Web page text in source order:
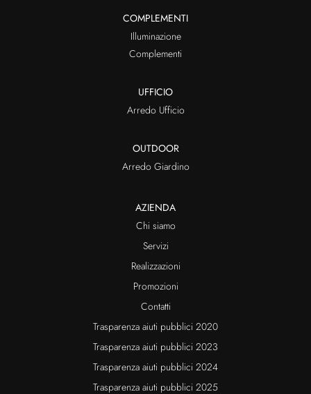
COMPLEMENTI
Illuminazione
Complementi
UFFICIO
Arredo Ufficio
OUTDOOR
Arredo Giardino
AZIENDA
Chi siamo
Servizi
Realizzazioni
Promozioni
Contatti
Trasparenza aiuti pubblici 2020
Trasparenza aiuti pubblici 2023
Trasparenza aiuti pubblici 2024
Trasparenza aiuti pubblici 2025